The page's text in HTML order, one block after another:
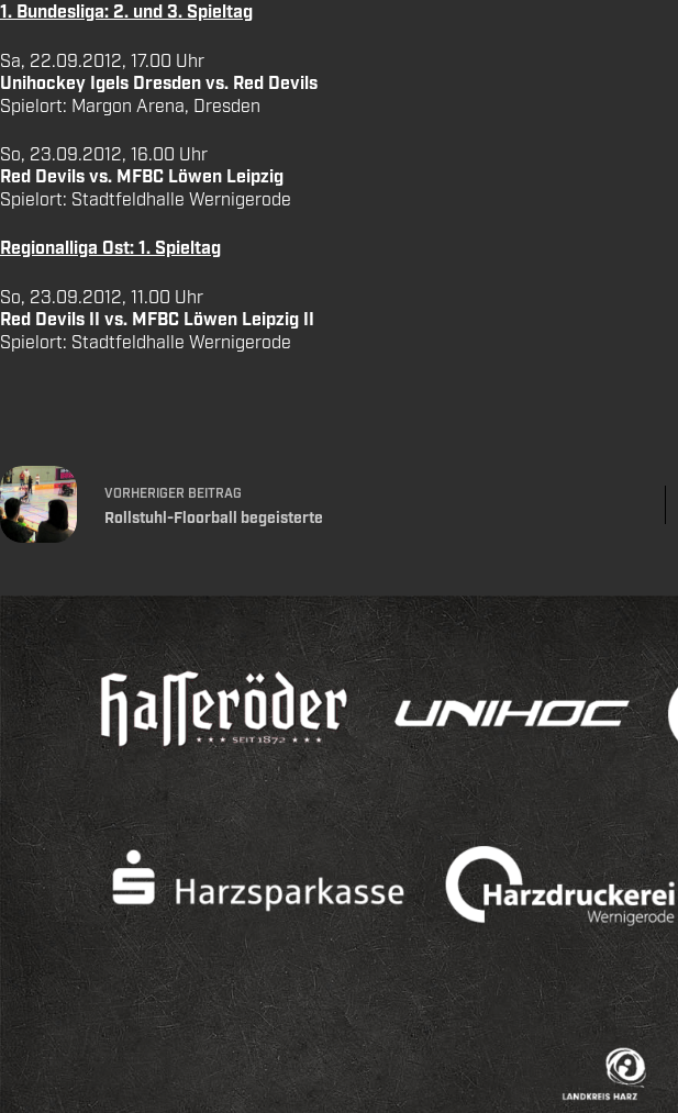
1. Bundesliga: 2. und 3. Spieltag
Sa, 22.09.2012, 17.00 Uhr
Unihockey Igels Dresden vs. Red Devils
Spielort: Margon Arena, Dresden
So, 23.09.2012, 16.00 Uhr
Red Devils vs. MFBC Löwen Leipzig
Spielort: Stadtfeldhalle Wernigerode
Regionalliga Ost: 1. Spieltag
So, 23.09.2012, 11.00 Uhr
Red Devils II vs. MFBC Löwen Leipzig II
Spielort: Stadtfeldhalle Wernigerode
VORHERIGER BEITRAG
Rollstuhl-Floorball begeisterte